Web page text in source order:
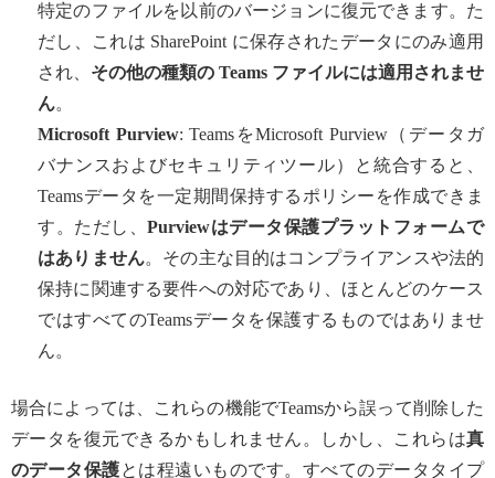
特定のファイルを以前のバージョンに復元できます。た
だし、これは SharePoint に保存されたデータにのみ適用
され、 その他の種類の Teams ファイルには適用されませ
ん。
Microsoft Purview: TeamsをMicrosoft Purview（データガ
バナンスおよびセキュリティツール）と統合すると、
Teamsデータを一定期間保持するポリシーを作成できま
す。ただし、Purviewはデータ保護プラットフォームで
はありません。その主な目的はコンプライアンスや法的
保持に関連する要件への対応であり、ほとんどのケース
ではすべてのTeamsデータを保護するものではありませ
ん。
場合によっては、これらの機能でTeamsから誤って削除した
データを復元できるかもしれません。しかし、これらは真
のデータ保護とは程遠いものです。すべてのデータタイプ